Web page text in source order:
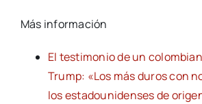
Más información
El testimonio de un
Trump: «Los más duros con
los estadounidenses de